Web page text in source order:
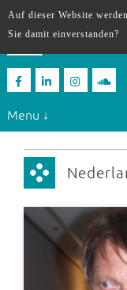
Menu ↓
Auf dieser Website
Sie damit einverstanden?